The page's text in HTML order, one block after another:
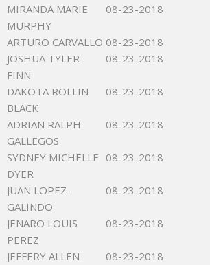
MIRANDA MARIE
MURPHY
08-23-2018
ARTURO CARVALLO 08-23-2018
JOSHUA TYLER
FINN
08-23-2018
DAKOTA ROLLIN
BLACK
08-23-2018
ADRIAN RALPH
GALLEGOS
08-23-2018
SYDNEY MICHELLE
DYER
08-23-2018
JUAN LOPEZ-
GALINDO
08-23-2018
JENARO LOUIS
PEREZ
08-23-2018
JEFFERY ALLEN
08-23-2018